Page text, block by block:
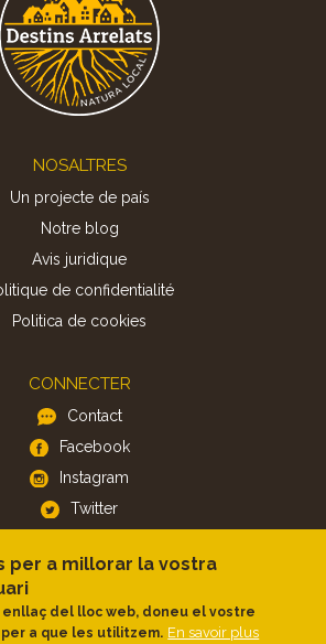
NOSALTRES
Un projecte de país
Notre blog
Avis juridique
de confidentialité
Politica de cookies
CONNECTER
Contact
Facebook
Instagram
Twitter
APP
iOS
Android
per a millorar la vostra
enllaç del lloc web, doneu el vostre
a que les utilitzem. En savoir plus